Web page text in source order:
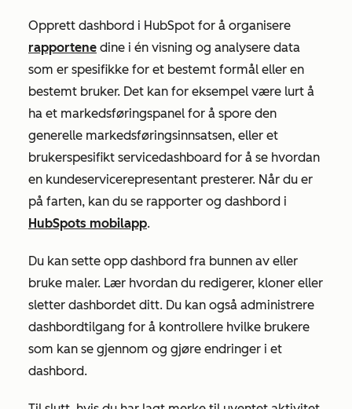
Opprett dashbord i HubSpot for å organisere
rapportene dine i én visning og analysere data
som er spesifikke for et bestemt formål eller en
bestemt bruker. Det kan for eksempel være lurt å
ha et markedsføringspanel for å spore den
generelle markedsføringsinnsatsen, eller et
brukerspesifikt servicedashboard for å se hvordan
en kundeservicerepresentant presterer. Når du er
på farten, kan du se rapporter og dashbord i
HubSpots mobilapp.
Du kan sette opp dashbord fra bunnen av eller
bruke maler. Lær hvordan du redigerer, kloner eller
sletter dashbordet ditt. Du kan også administrere
dashbordtilgang for å kontrollere hvilke brukere
som kan se gjennom og gjøre endringer i et
dashbord.